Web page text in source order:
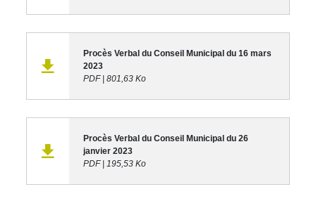
Procès Verbal du Conseil Municipal du 16 mars
2023
PDF|801,63 Ko
Procès Verbal du Conseil Municipal du 26
janvier 2023
PDF|195,53 Ko